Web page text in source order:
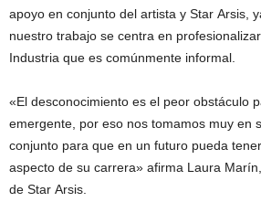
apoyo en conjunto del artista y Star Arsis,
nuestro trabajo se centra en
Industria que es comúnmente informal.
«El desconocimiento es el peor obstáculo
emergente, por eso nos tomamos muy en
conjunto para que en un futuro pueda
aspecto de su carrera» afirma Laura
de Star Arsis.